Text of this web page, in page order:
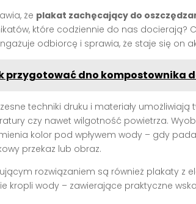
że plakat zachęcający do
które codziennie do nas docierają?
odbiorcę i sprawia, że staje się on
przygotować dno kompostownika
techniki druku i materiały
czy nawet wilgotność powietrza.
kolor pod wpływem wody – gdy
przekaz lub obraz.
rozwiązaniem są również plakaty z
kropli wody – zawierające praktyczne